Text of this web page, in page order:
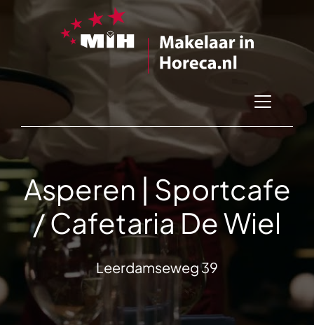
Asperen | Sportcafe
/ Cafetaria De Wiel
Leerdamseweg 39